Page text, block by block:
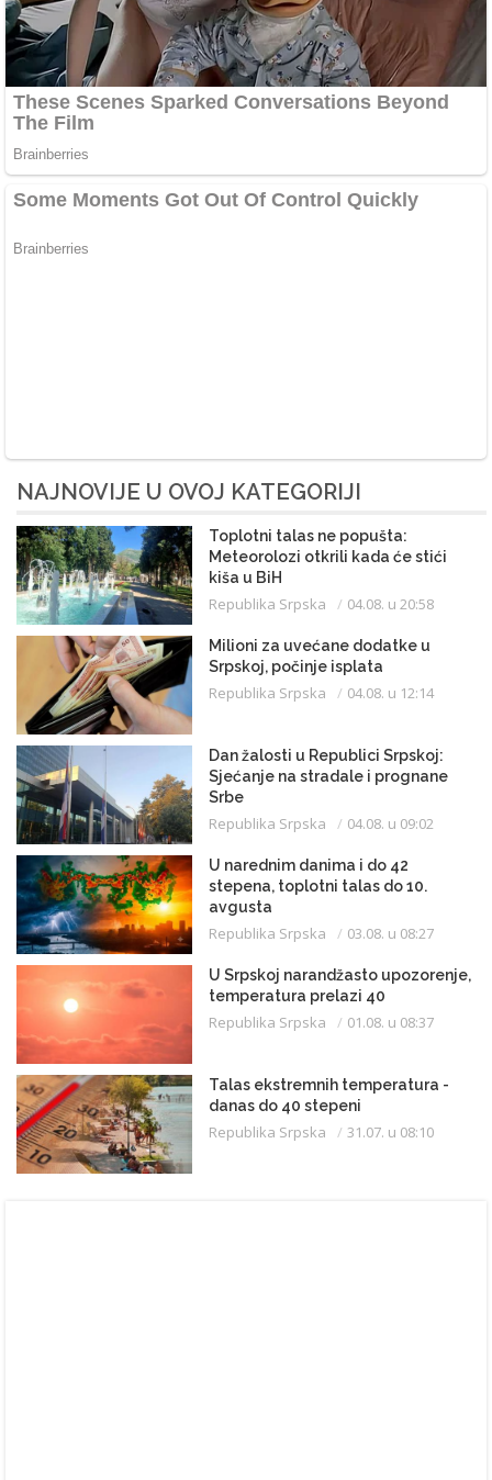
NAJNOVIJE U OVOJ KATEGORIJI
Toplotni talas ne popušta:
Meteorolozi otkrili kada će stići
kiša u BiH
Republika Srpska 04.08. u 20:58
Milioni za uvećane dodatke u
Srpskoj, počinje isplata
Republika Srpska 04.08. u 12:14
Dan žalosti u Republici Srpskoj:
Sjećanje na stradale i prognane
Srbe
Republika Srpska 04.08. u 09:02
U narednim danima i do 42
stepena, toplotni talas do 10.
avgusta
Republika Srpska 03.08. u 08:27
U Srpskoj narandžasto upozorenje,
temperatura prelazi 40
Republika Srpska 01.08. u 08:37
Talas ekstremnih temperatura -
danas do 40 stepeni
Republika Srpska 31.07. u 08:10